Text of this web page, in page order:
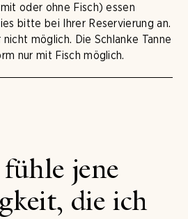
oder ohne Fisch) essen
bitte bei Ihrer Reservierung an.
möglich. Die Schlanke Tanne
nur mit Fisch möglich.
jene
die ich